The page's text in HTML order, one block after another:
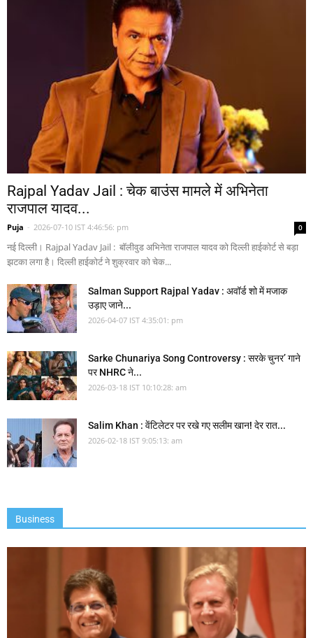
Rajpal Yadav Jail : चेक बाउंस मामले में अभिनेता
राजपाल यादव...
Puja - 2026-07-10 IST 4:46:56: pm 0
नई दिल्ली। Rajpal Yadav Jail : बॉलीवुड अभिनेता राजपाल यादव को दिल्ली हाईकोर्ट से बड़ा
झटका लगा है। दिल्ली हाईकोर्ट ने शुक्रवार को चेक...
Salman Support Rajpal Yadav : अवॉर्ड शो में मजाक
उड़ाए जाने...
2026-04-07 IST 4:35:01: pm
Sarke Chunariya Song Controversy : सरके चुनर’ गाने
पर NHRC ने...
2026-03-18 IST 10:10:28: am
Salim Khan : वेंटिलेटर पर रखे गए सलीम खान! देर रात...
2026-02-18 IST 9:05:13: am
Business